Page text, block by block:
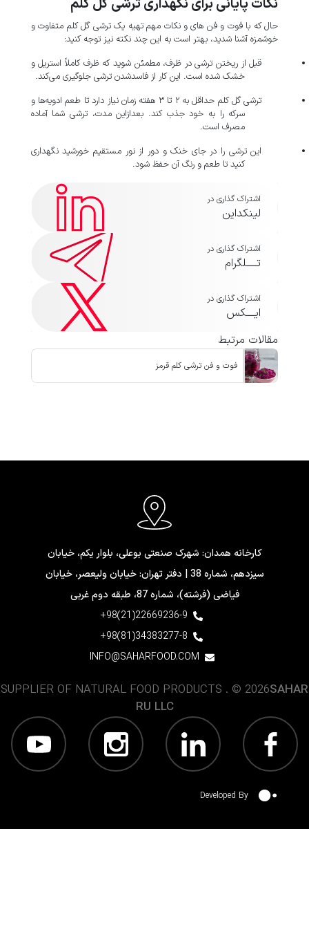
نکات پایانی برای نگهداری ترشی گل کلم
حال که با فوت و فن های و نکات مهم تهیه یک ترشی گل کلم متفاوت و
خوشمزه آشنا شدید، بهتر است به این چند نکته نیز توجه کنید:
قبل از ریختن ترشی در ظرف، مطمئن شوید که ظرف کاملاً استریل و
خشک شده است. این کار از فاسدشدن ترشی جلوگیری می‌کند.
ترشی گل کلم حداقل به ۲ تا ۳ هفته زمان نیاز دارد تا طعم ادویه‌ها و
سرکه را به خود جذب کند. بعدازاین مدت، ترشی شما آماده
مصرف است.
این ترشی را در جای خنک و دور از نور مستقیم خورشید نگهداری
کنید تا طعم و رنگ آن حفظ شود.
اشتراک گذاری در
لینکداین
اشتراک گذاری در
تـــــلگرام
اشتراک گذاری در
ایــــکس
مقالات مرتبط
فوت و فن ترشی کلم قرمز
کارخانه همدان: شهرک صنعتی بوعلی، بلوار یکم، خیابان
سیزدهم، شماره 38 | دفتر تهران: خیابان ولیعصر، خیابان
فیاضی (فرشته)، شماره 87، طبقه دوم غربی
22669236-9(21)98+
34383277-8(81)98+
INFO@SAHARFOOD.COM
SUPPLIER OF NATURAL FOOD PRODUCTS . © 2026SAHAR
RU LLC
Developed By